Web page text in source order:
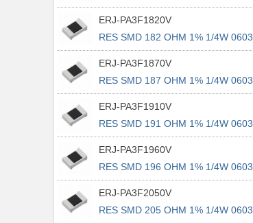
ERJ-PA3F1820V
RES SMD 182 OHM 1% 1/4W 0603
ERJ-PA3F1870V
RES SMD 187 OHM 1% 1/4W 0603
ERJ-PA3F1910V
RES SMD 191 OHM 1% 1/4W 0603
ERJ-PA3F1960V
RES SMD 196 OHM 1% 1/4W 0603
ERJ-PA3F2050V
RES SMD 205 OHM 1% 1/4W 0603